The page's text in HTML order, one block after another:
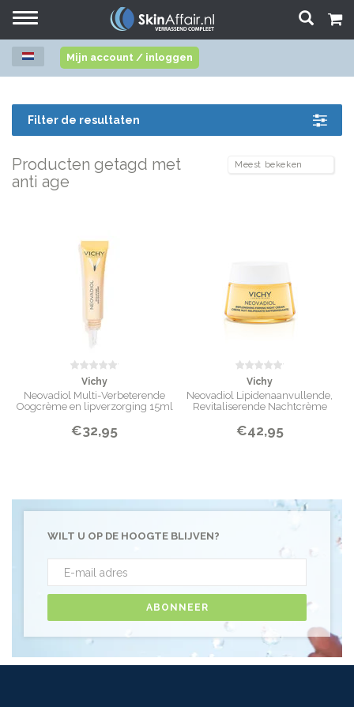
Toggle
Mijn account / inloggen
Filter de resultaten
Producten getagd met
anti age
Vichy
Neovadiol Multi-Verbeterende
Oogcrème en lipverzorging 15ml
€32,95
Vichy
Neovadiol Lipidenaanvullende,
Revitaliserende Nachtcrème
€42,95
WILT U OP DE HOOGTE BLIJVEN?
ABONNEER